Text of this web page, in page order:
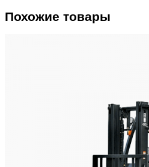
Похожие товары